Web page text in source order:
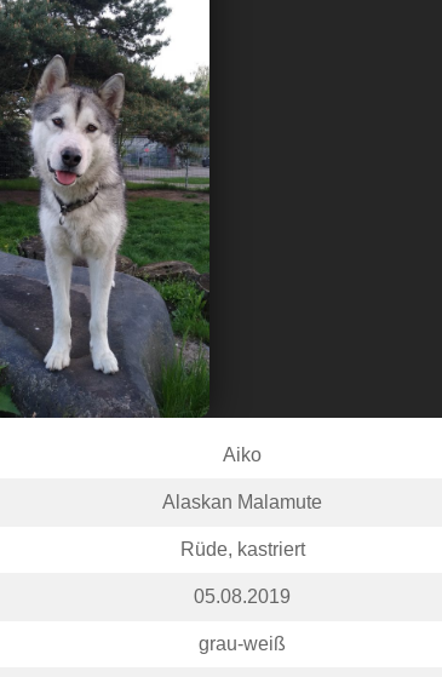
Aiko
Alaskan Malamute
Rüde, kastriert
05.08.2019
grau-weiß